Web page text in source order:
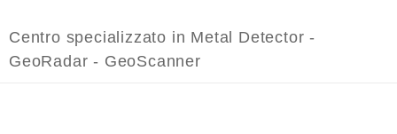
Centro specializzato in Metal Detector -
GeoRadar - GeoScanner